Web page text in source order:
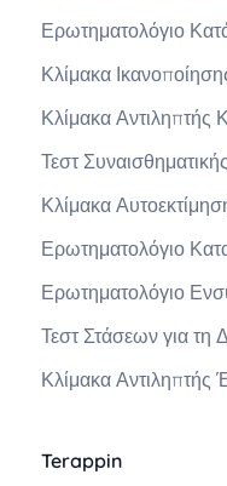
Terappin
Ερωτηματολόγιο
Κλίμακα
Κλίμακα Αντιληπτής
Τεστ
Κλίμακα
Ερωτηματολόγιο
Ερωτηματολόγιο
Τεστ Στάσεων για τη
Κλίμακα Αντιληπτής